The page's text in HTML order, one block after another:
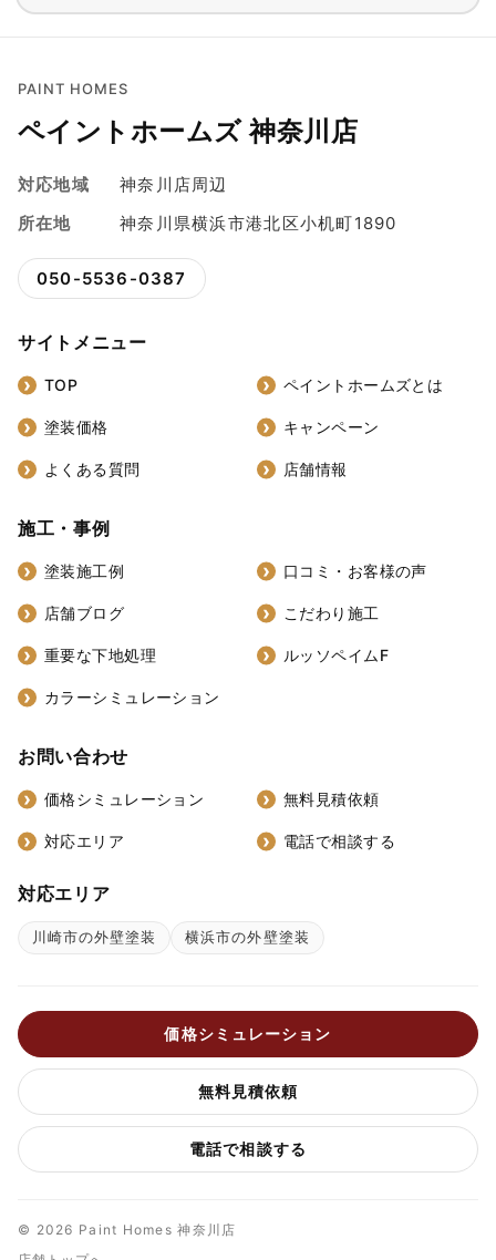
PAINT HOMES
ペイントホームズ 神奈川店
対応地域
神奈川店周辺
所在地
神奈川県横浜市港北区小机町1890
050-5536-0387
サイトメニュー
TOP ペイントホームズとは
塗装価格 キャンペーン
よくある質問 店舗情報
施工・事例
塗装施工例 口コミ・お客様の声
店舗ブログ こだわり施工
重要な下地処理 ルッソペイムF
カラーシミュレーション
お問い合わせ
価格シミュレーション 無料見積依頼
対応エリア 電話で相談する
対応エリア
川崎市の外壁塗装 横浜市の外壁塗装
価格シミュレーション
無料見積依頼
電話で相談する
© 2026 Paint Homes 神奈川店